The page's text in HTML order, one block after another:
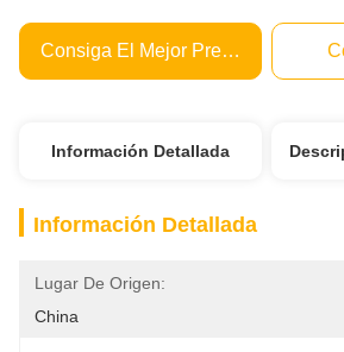
Consiga El Mejor Precio
Información Detallada
Información Detallada
Lugar De Origen:
China